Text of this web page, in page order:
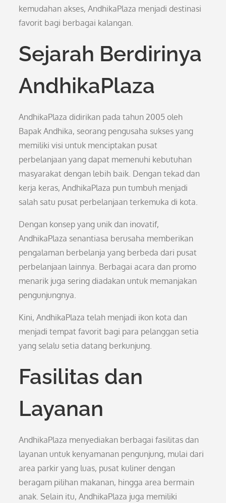
kemudahan akses, AndhikaPlaza menjadi destinasi
favorit bagi berbagai kalangan.
Sejarah Berdirinya
AndhikaPlaza
AndhikaPlaza didirikan pada tahun 2005 oleh
Bapak Andhika, seorang pengusaha sukses yang
memiliki visi untuk menciptakan pusat
perbelanjaan yang dapat memenuhi kebutuhan
masyarakat dengan lebih baik. Dengan tekad dan
kerja keras, AndhikaPlaza pun tumbuh menjadi
salah satu pusat perbelanjaan terkemuka di kota.
Dengan konsep yang unik dan inovatif,
AndhikaPlaza senantiasa berusaha memberikan
pengalaman berbelanja yang berbeda dari pusat
perbelanjaan lainnya. Berbagai acara dan promo
menarik juga sering diadakan untuk memanjakan
pengunjungnya.
Kini, AndhikaPlaza telah menjadi ikon kota dan
menjadi tempat favorit bagi para pelanggan setia
yang selalu setia datang berkunjung.
Fasilitas dan
Layanan
AndhikaPlaza menyediakan berbagai fasilitas dan
layanan untuk kenyamanan pengunjung, mulai dari
area parkir yang luas, pusat kuliner dengan
beragam pilihan makanan, hingga area bermain
anak. Selain itu, AndhikaPlaza juga memiliki